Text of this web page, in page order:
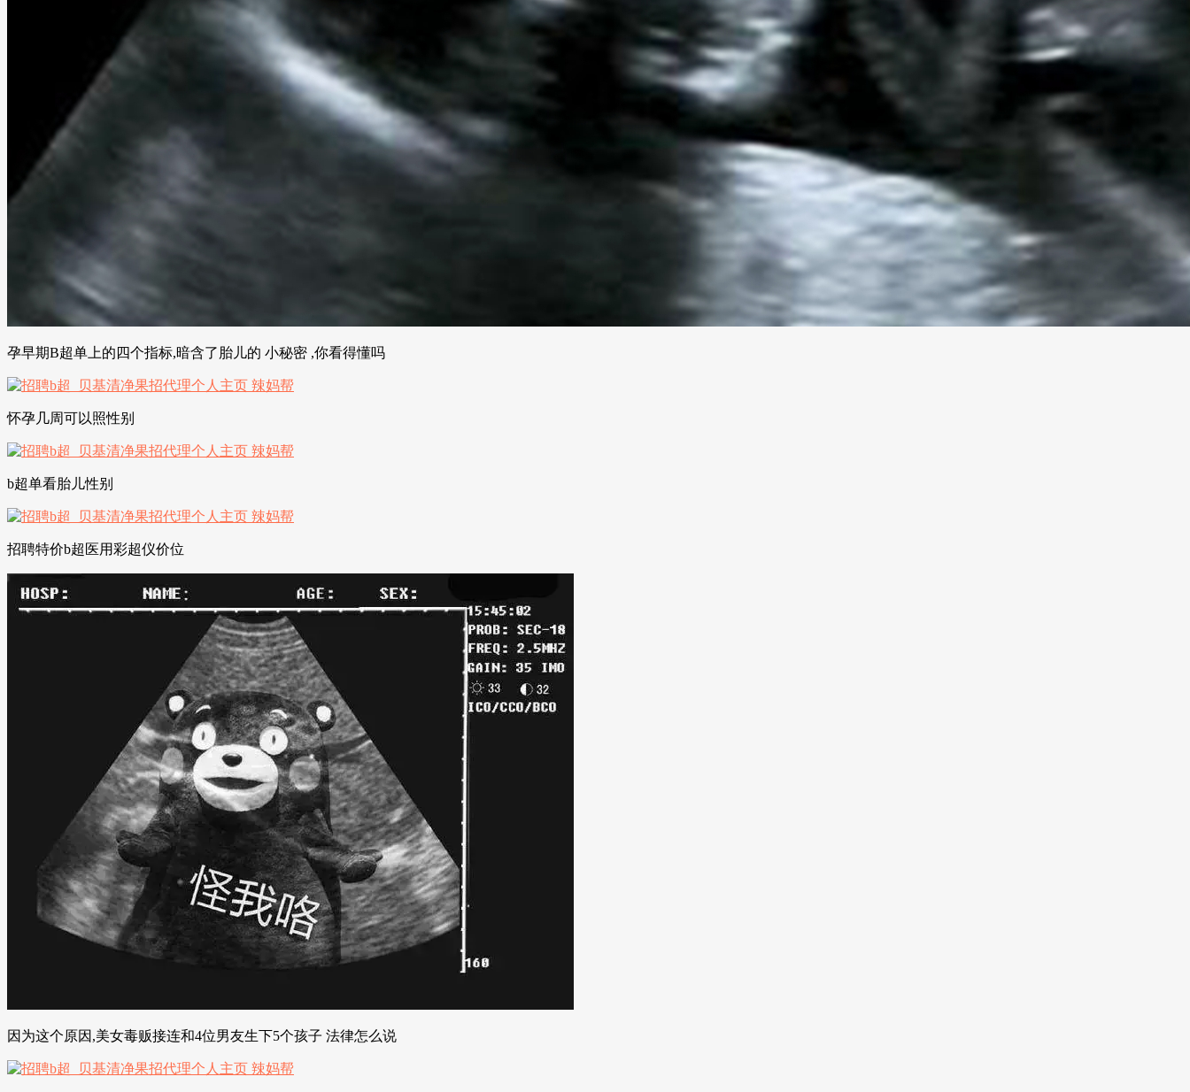
孕早期B超单上的四个指标,暗含了胎儿的 小秘密 ,你看得懂吗
怀孕几周可以照性别
b超单看胎儿性别
招聘特价b超医用彩超仪价位
因为这个原因,美女毒贩接连和4位男友生下5个孩子 法律怎么说